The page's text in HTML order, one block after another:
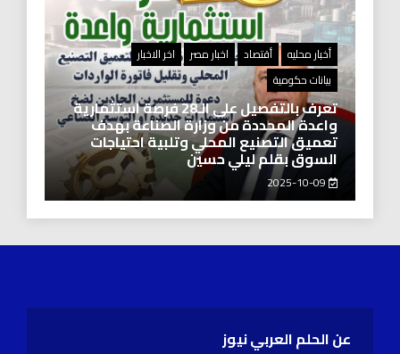
أخبار محليه أقتصاد اخبار مصر
اخر الاخبار
بيانات حكومية
تعرف بالتفصيل على الـ28 فرصة استثمارية
واعدة المحددة من وزارة الصناعة بهدف
تعميق التصنيع المحلي وتلبية احتياجات
السوق بقلم ليلي حسين
عن الحلم العربي نيوز